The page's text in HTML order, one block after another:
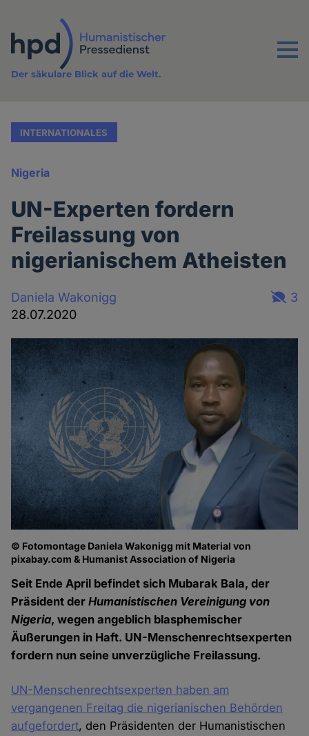
Inhalt
Menu
Der säkulare Blick auf die Welt.
INTERNATIONALES
Nigeria
UN-Experten fordern
Freilassung von
nigerianischem Atheisten
Daniela Wakonigg
28.07.2020
3
© Fotomontage Daniela Wakonigg mit Material von
pixabay.com & Humanist Association of Nigeria
Seit Ende April befindet sich Mubarak Bala, der
Präsident derHumanistischen Vereinigung von
Nigeria, wegen angeblich blasphemischer
Äußerungen in Haft. UN-Menschenrechtsexperten
fordern nun seine unverzügliche Freilassung.
UN-Menschenrechtsexperten haben am
vergangenen Freitag die nigerianischen Behörden
aufgefordert, den Präsidenten der Humanistischen